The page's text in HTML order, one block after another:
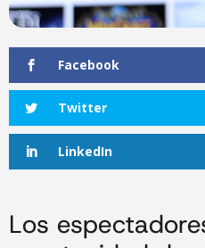
Facebook
Twitter
LinkedIn
Los